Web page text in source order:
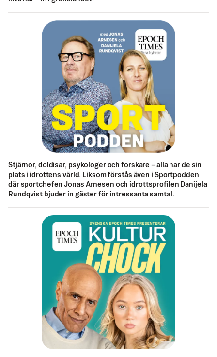
Stjärnor, doldisar, psykologer och forskare – alla har de sin
plats i idrottens värld. Liksom förstås även i Sportpodden
där sportchefen Jonas Arnesen och idrottsprofilen Danijela
Rundqvist bjuder in gäster för intressanta samtal.